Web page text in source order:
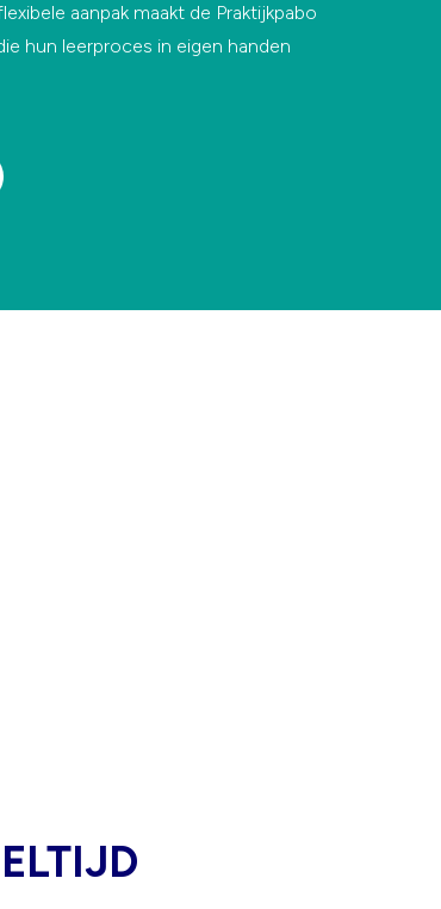
aanpak maakt de Praktijkpabo
hun leerproces in eigen handen